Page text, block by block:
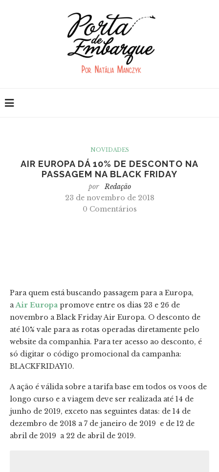
NOVIDADES
AIR EUROPA DÁ 10% DE DESCONTO NA
PASSAGEM NA BLACK FRIDAY
porRedação
23 de novembro de 2018
0 Comentários
Para quem está buscando passagem para a Europa,
a Air Europa promove entre os dias 23 e 26 de
novembro a Black Friday Air Europa. O desconto de
até 10% vale para as rotas operadas diretamente pelo
website da companhia. Para ter acesso ao desconto, é
só digitar o código promocional da campanha:
BLACKFRIDAY10.
A ação é válida sobre a tarifa base em todos os voos de
longo curso e a viagem deve ser realizada até 14 de
junho de 2019, exceto nas seguintes datas: de 14 de
dezembro de 2018 a 7 de janeiro de 2019 e de 12 de
abril de 2019 a 22 de abril de 2019.